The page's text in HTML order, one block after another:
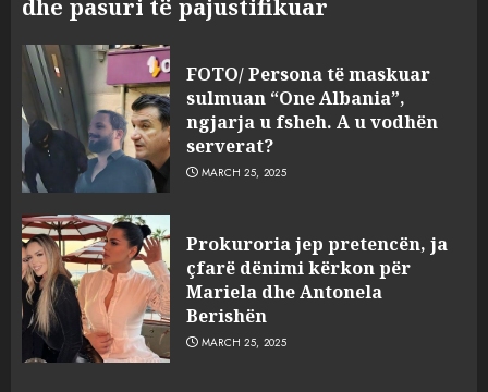
dhe pasuri të pajustifikuar
FOTO/ Persona të maskuar
sulmuan “One Albania”,
ngjarja u fsheh. A u vodhën
serverat?
MARCH 25, 2025
Prokuroria jep pretencën, ja
çfarë dënimi kërkon për
Mariela dhe Antonela
Berishën
MARCH 25, 2025